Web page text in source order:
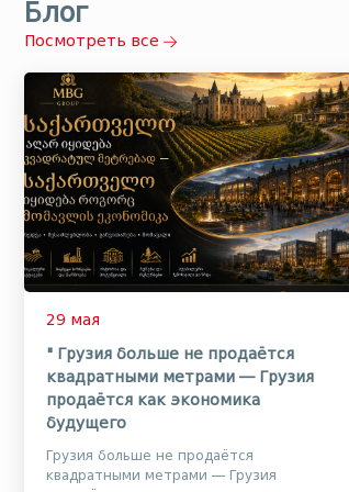
Блог
Посмотреть все
29 мая
" Грузия больше не продаётся
квадратными метрами — Грузия
продаётся как экономика
будущего
Грузия больше не продаётся
квадратными метрами — Грузия